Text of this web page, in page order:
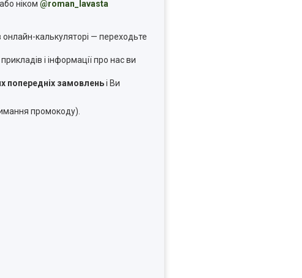
або ніком @roman_lavasta
онлайн-калькуляторі — переходьте
і інформації про нас ви
попередніх замовленьі Ви
промокоду).